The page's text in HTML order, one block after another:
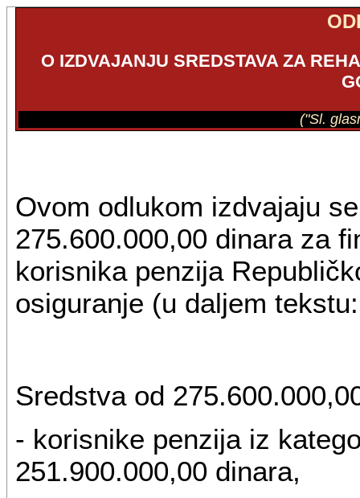
O IZDVAJANJU SREDSTAVA ZA
("Sl.
Ovom odlukom izdvajaju
275.600.000,00 dinara za
korisnika penzija
osiguranje (u daljem
Sredstva od
- korisnike penzija iz
251.900.000,00 dinara,